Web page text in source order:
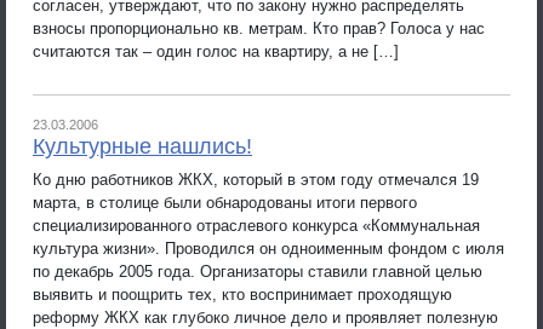
согласен, утверждают, что по закону нужно распределять
взносы пропорционально кв. метрам. Кто прав? Голоса у нас
считаются так – один голос на квартиру, а не […]
23.03.2006
Культурные нашлись!
Ко дню работников ЖКХ, который в этом году отмечался 19
марта, в столице были обнародованы итоги первого
специализированного отраслевого конкурса «Коммунальная
культура жизни». Проводился он одноименным фондом с июля
по декабрь 2005 года. Организаторы ставили главной целью
выявить и поощрить тех, кто воспринимает проходящую
реформу ЖКХ как глубоко личное дело и проявляет полезную